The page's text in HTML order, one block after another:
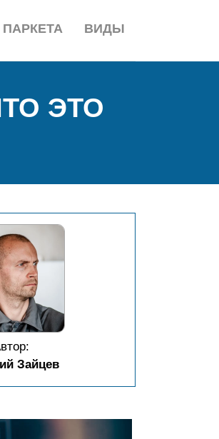
ВИДЫ
ЭТО
Зайцев